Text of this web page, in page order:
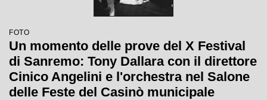
FOTO
Un momento delle prove del X Festival
di Sanremo: Tony Dallara con il direttore
Cinico Angelini e l'orchestra nel Salone
delle Feste del Casinò municipale